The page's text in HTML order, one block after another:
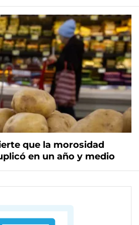
que la morosidad
en un año y medio